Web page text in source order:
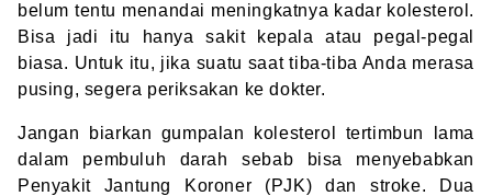
belum tentu menandai meningkatnya kadar kolesterol.
Bisa jadi itu hanya sakit kepala atau pegal-pegal
biasa. Untuk itu, jika suatu saat tiba-tiba Anda merasa
pusing, segera periksakan ke dokter.
Jangan biarkan gumpalan kolesterol tertimbun lama
dalam pembuluh darah sebab bisa menyebabkan
Penyakit Jantung Koroner (PJK) dan stroke. Dua